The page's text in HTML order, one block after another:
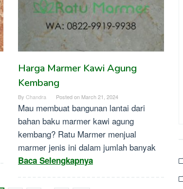
Harga Marmer Kawi Agung
Kembang
By Chandra Posted on March 21, 2024
Mau membuat bangunan lantai dari
bahan baku marmer kawi agung
kembang? Ratu Marmer menjual
marmer jenis ini dalam jumlah banyak
Baca Selengkapnya